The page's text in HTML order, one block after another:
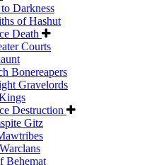
Darkness
of Hashut
Death
Courts
Bonereapers
Gravelords
Destruction
Gitz
Behemat